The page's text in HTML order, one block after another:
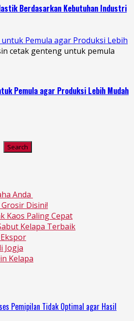
Berdasarkan Kebutuhan Industri
Pemula agar Produksi Lebih
Pemula agar Produksi Lebih Mudah
Search
Anda
Disini!
Kaos Paling Cepat
Kelapa Terbaik
Jogja
Kelapa
Pemipilan Tidak Optimal agar Hasil